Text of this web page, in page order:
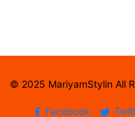
© 2025 MariyamStylin All
Facebook